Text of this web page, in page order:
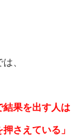
、
結果を出す人は
さえている」